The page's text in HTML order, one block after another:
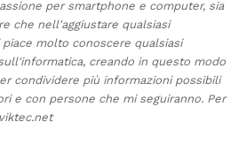
per smartphone e computer, sia
che nell'aggiustare qualsiasi
piace molto conoscere qualsiasi
creando in questo modo
condividere più informazioni possibili
e con persone che mi seguiranno. Per